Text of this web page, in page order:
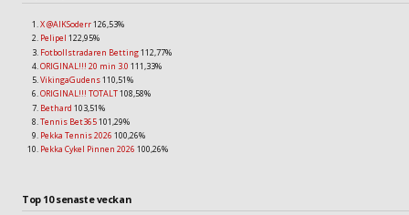
X @AIKSoderr126,53%
Pelipel 122,95%
Fotbollstradaren Betting112,77%
ORIGINAL!!! 20 min 3.0 111,33%
VikingaGudens110,51%
ORIGINAL!!! TOTALT108,58%
Bethard 103,51%
Tennis Bet365101,29%
Pekka Tennis 2026 100,26%
Pekka Cykel Pinnen 2026 100,26%
Top 10 senaste veckan